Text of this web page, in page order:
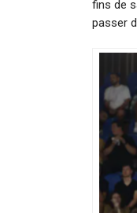
fins de
passer